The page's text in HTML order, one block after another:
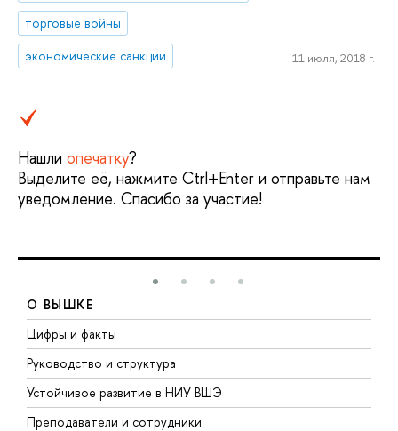
торговые войны
экономические санкции
11 июля, 2018 г.
Нашли опечатку?
Выделите её, нажмите Ctrl+Enter и отправьте нам
уведомление. Спасибо за участие!
О ВЫШКЕ
Цифры и факты
Руководство и структура
Устойчивое развитие в НИУ ВШЭ
Преподаватели и сотрудники